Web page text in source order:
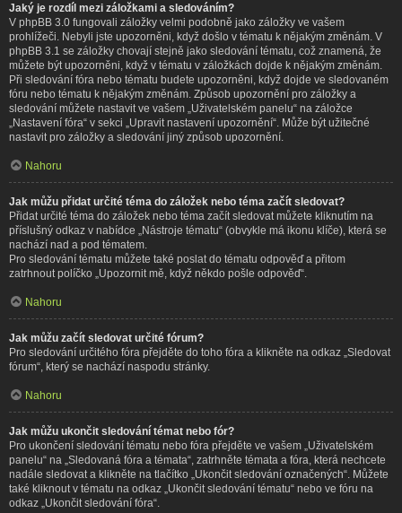
Jaký je rozdíl mezi záložkami a sledováním?
V phpBB 3.0 fungovali záložky velmi podobně jako záložky ve vašem
prohlížeči. Nebyli jste upozorněni, když došlo v tématu k nějakým změnám. V
phpBB 3.1 se záložky chovají stejně jako sledování tématu, což znamená, že
můžete být upozorněni, když v tématu v záložkách dojde k nějakým změnám.
Při sledování fóra nebo tématu budete upozorněni, když dojde ve sledovaném
fóru nebo tématu k nějakým změnám. Způsob upozornění pro záložky a
sledování můžete nastavit ve vašem „Uživatelském panelu“ na záložce
„Nastavení fóra“ v sekci „Upravit nastavení upozornění“. Může být užitečné
nastavit pro záložky a sledování jiný způsob upozornění.
Nahoru
Jak můžu přidat určité téma do záložek nebo téma začít sledovat?
Přidat určité téma do záložek nebo téma začít sledovat můžete kliknutím na
příslušný odkaz v nabídce „Nástroje tématu“ (obvykle má ikonu klíče), která se
nachází nad a pod tématem.
Pro sledování tématu můžete také poslat do tématu odpověď a přitom
zatrhnout políčko „Upozornit mě, když někdo pošle odpověď“.
Nahoru
Jak můžu začít sledovat určité fórum?
Pro sledování určitého fóra přejděte do toho fóra a klikněte na odkaz „Sledovat
fórum“, který se nachází naspodu stránky.
Nahoru
Jak můžu ukončit sledování témat nebo fór?
Pro ukončení sledování tématu nebo fóra přejděte ve vašem „Uživatelském
panelu“ na „Sledovaná fóra a témata“, zatrhněte témata a fóra, která nechcete
nadále sledovat a klikněte na tlačítko „Ukončit sledování označených“. Můžete
také kliknout v tématu na odkaz „Ukončit sledování tématu“ nebo ve fóru na
odkaz „Ukončit sledování fóra“.